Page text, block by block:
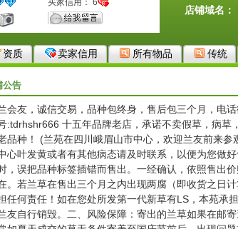
店铺域名：
资质 卖家信用 所有物品 传统
公告
会友，诚信交易，品种包终身，售后包三个月，电
:tdrhshr666 十五年品牌老店，承诺不卖假草，病草
品种！ (兰苑在四川峨眉山市中心，欢迎兰友前来
心叶发黄或者有其他病态请及时联系，以便为您做
，误把品种标签插错而售出。一经确认，依照售出
。若兰草在售出三个月之内出现两腐（即收货之日
任何责任！如在您处所发第一代新草有LS，本苑承
友自行销毁。二、风险保障：寄出的兰草如果在邮